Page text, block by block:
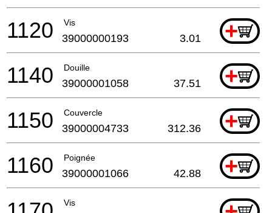
Vis +
1120 39000000193 3.01
Douille +
1140 39000001058 37.51
Couvercle +
1150 39000004733 312.36
Poignée +
1160 39000001066 42.88
Vis